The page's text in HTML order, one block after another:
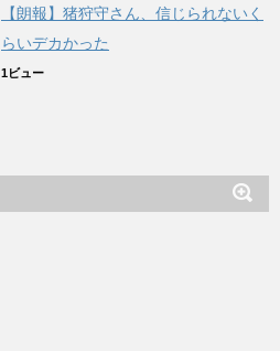
【朗報】猪狩守さん、信じられないく
らいデカかった
1ビュー